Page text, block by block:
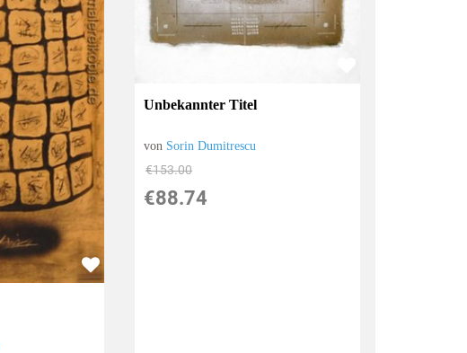
Unbekannter Titel
von Sorin Dumitrescu
€153.00
€88.74